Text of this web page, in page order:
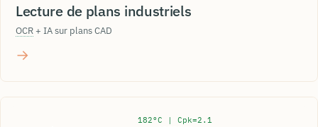
Lecture de plans industriels
OCR + IA sur plans CAD
→
182°C | Cpk=2.1